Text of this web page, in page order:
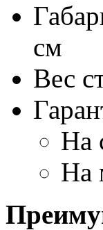
см
Вес
На
На